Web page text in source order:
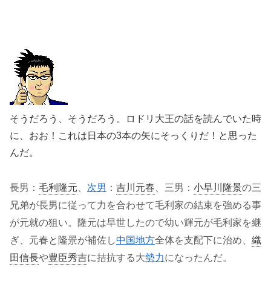
そうだろう、そうだろう。ロドリ大王の話を読んでいた時
に、おお！これは日本の3本の矢にそっくりだ！と思った
んだ。
長男： 毛利隆元、 次男 ： 吉川元春 、三男： 小早川隆景の三
兄弟が長男に従って力を合わせて毛利家の結束を強める事
が元就の狙い。隆元は早世したので幼い輝元が毛利家を継
ぎ、元春と隆景が補佐し中国地方全体を支配下に治め、 織
田信長や豊臣秀吉に拮抗する大勢力になったんだ。